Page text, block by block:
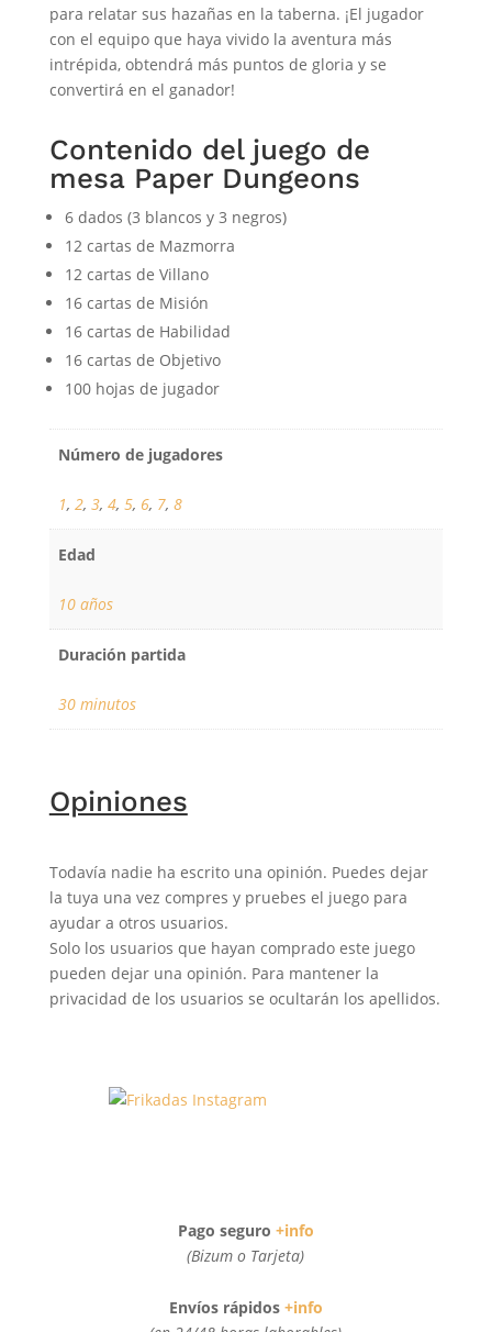
para relatar sus hazañas en la taberna. ¡El jugador
con el equipo que haya vivido la aventura más
intrépida, obtendrá más puntos de gloria y se
convertirá en el ganador!
Contenido del juego de
mesa Paper Dungeons
6 dados (3 blancos y 3 negros)
12 cartas de Mazmorra
12 cartas de Villano
16 cartas de Misión
16 cartas de Habilidad
16 cartas de Objetivo
100 hojas de jugador
Número de jugadores
1, 2, 3, 4, 5, 6, 7, 8
Edad
10 años
Duración partida
30 minutos
Opiniones
Todavía nadie ha escrito una opinión. Puedes dejar
la tuya una vez compres y pruebes el juego para
ayudar a otros usuarios.
Solo los usuarios que hayan comprado este juego
pueden dejar una opinión. Para mantener la
privacidad de los usuarios se ocultarán los apellidos.
Pago seguro +info
(Bizum o Tarjeta)
Envíos rápidos +info